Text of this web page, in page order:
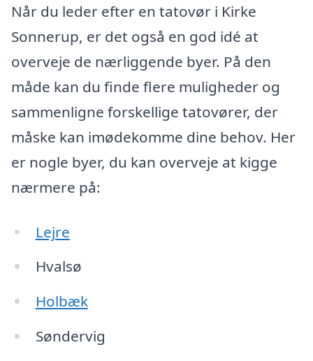
Når du leder efter en tatovør i Kirke
Sonnerup, er det også en god idé at
overveje de nærliggende byer. På den
måde kan du finde flere muligheder og
sammenligne forskellige tatovører, der
måske kan imødekomme dine behov. Her
er nogle byer, du kan overveje at kigge
nærmere på:
Lejre
Hvalsø
Holbæk
Søndervig